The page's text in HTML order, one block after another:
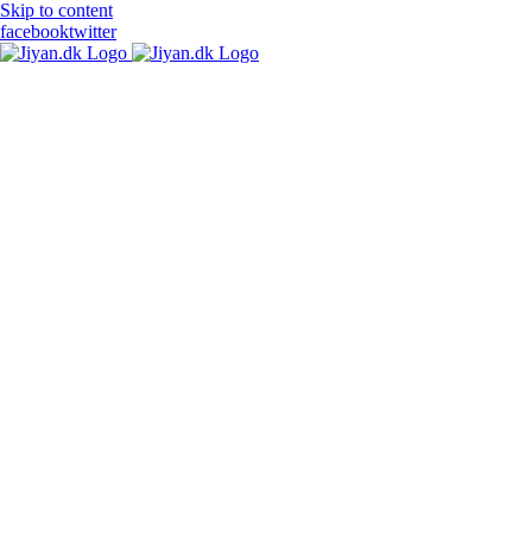
Skip to content
facebooktwitter